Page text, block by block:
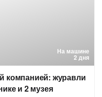
На машине
2 дня
компанией: журавли
и 2 музея